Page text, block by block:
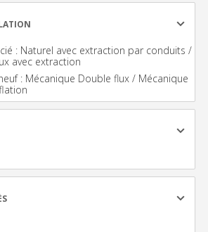
: Naturel avec extraction par conduits /
avec extraction
: Mécanique Double flux / Mécanique